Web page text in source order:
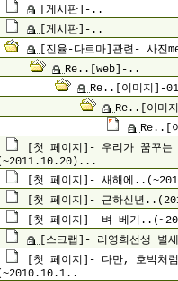
[게시판]-..
[게시판]-..
[진율-다르마]관련- 사진
Re..[web]-..
Re..[이미지]-
Re..[이미
Re..[
[첫 페이지]- 우리가 꿈꾸는
[첫 페이지]- 새해에
[첫 페이지]- 근하신년
[첫 페이지]- 벼 베기
[스크랩]- 리영희선생 별
[첫 페이지]- 다만, 호박처